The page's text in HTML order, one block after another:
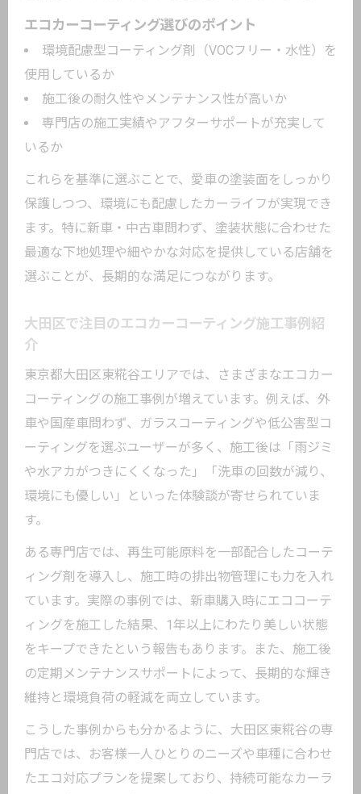
ィングの特徴
エコカーコーティング選びのポイント
環境配慮型コーティング剤（VOCフリー・水性）を
使用しているか
施工後の耐久性やメンテナンス性が高いか
専門店の施工実績やアフターサポートが充実して
いるか
これらを基準に選ぶことで、愛車の塗装面をしっかり
保護しつつ、環境にも配慮したカーライフが実現でき
ます。特に新車・中古車問わず、塗装状態に合わせた
最適な下地処理や細やかな対応を提供している店舗を
選ぶことが、長期的な満足につながります。
大田区で注目のエコカーコーティング施工事例紹
介
東京都大田区東糀谷エリアでは、さまざまなエコカー
コーティングの施工事例が増えています。例えば、外
車や国産車問わず、ガラスコーティングや低公害型コ
ーティングを選ぶユーザーが多く、施工後は「雨ジミ
や水アカがつきにくくなった」「洗車の回数が減り、
環境にも優しい」といった体験談が寄せられていま
す。
ある専門店では、再生可能原料を一部配合したコーテ
ィング剤を導入し、施工時の排出物管理にも力を入れ
ています。実際の事例では、新車購入時にエココーテ
ィングを施工した結果、1年以上にわたり美しい状態
をキープできたという報告もあります。また、施工後
の定期メンテナンスサポートによって、長期的な輝き
維持と環境負荷の軽減を両立しています。
こうした事例からも分かるように、大田区東糀谷の専
門店では、お客様一人ひとりのニーズや車種に合わせ
たエコ対応プランを提案しており、持続可能なカーラ